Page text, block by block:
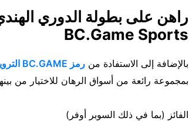
BC.Game Sports
بالإضافة إلى الاستفادة من رمز BC.GAME الترويجي
بمجموعة رائعة من أسواق الرهان للاختيار من
الفائز (بما في ذلك السوبر أوفر)